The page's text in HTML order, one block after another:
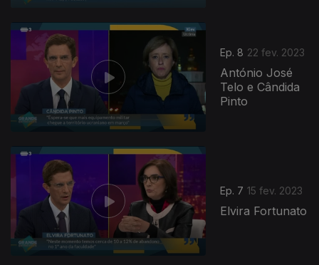
Ep. 8 22 fev. 2023
António José
Telo e Cândida
Pinto
Ep. 7 15 fev. 2023
Elvira Fortunato